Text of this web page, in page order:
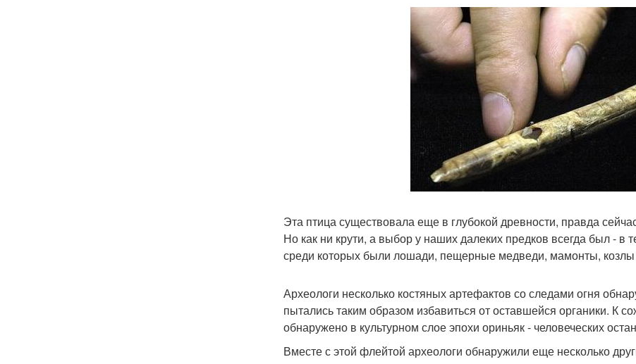
Эта птица существовала еще в глубокой древности, правда
Но как ни крути, а выбор у наших далеких предков всегда был -
среди которых были лошади, пещерные медведи, мамонты, козлы
Археологи несколько костяных артефактов со следами огня
пытались таким образом избавиться от оставшейся органики. К
обнаружено в культурном слое эпохи ориньяк - человеческих
Вместе с этой флейтой археологи обнаружили еще несколько